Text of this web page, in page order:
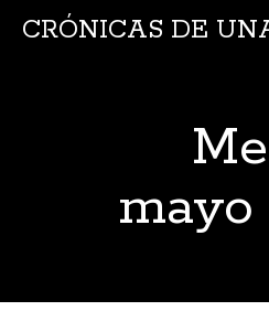
CRÓNICAS DE
mayo